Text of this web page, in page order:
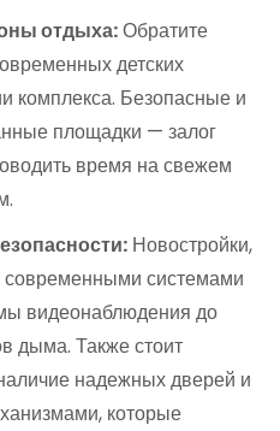
отдыха:Обратите
детских
комплекса. Безопасные и
площадки — залог
время на свежем
Новостройки,
системами
видеонаблюдения до
дыма. Также стоит
надежных дверей и
которые